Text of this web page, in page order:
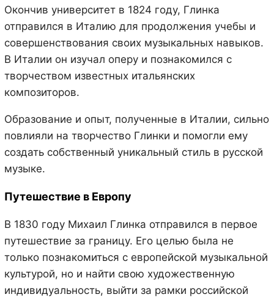
Окончив университет в 1824 году, Глинка
отправился в Италию для продолжения учебы и
совершенствования своих музыкальных навыков.
В Италии он изучал оперу и познакомился с
творчеством известных итальянских
композиторов.
Образование и опыт, полученные в Италии, сильно
повлияли на творчество Глинки и помогли ему
создать собственный уникальный стиль в русской
музыке.
Путешествие в Европу
В 1830 году Михаил Глинка отправился в первое
путешествие за границу. Его целью была не
только познакомиться с европейской музыкальной
культурой, но и найти свою художественную
индивидуальность, выйти за рамки российской